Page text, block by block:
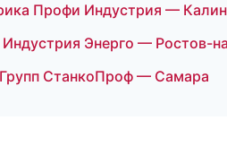
Профи Индустрия —
Энерго — Ростов-
СтанкоПроф — Самара